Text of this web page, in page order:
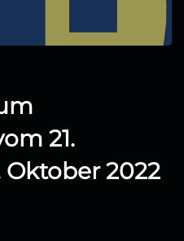
21.
Oktober 2022